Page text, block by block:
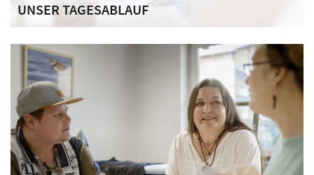
UNSER TAGESABLAUF
Vernachlässigung der eigenen Person und der
Mitmenschen, lebenspraktische Fähigkeiten gehen
verloren.